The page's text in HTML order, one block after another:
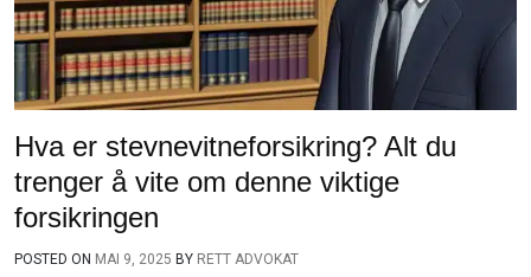
Hva er stevnevitneforsikring? Alt du
trenger å vite om denne viktige
forsikringen
POSTED ON MAI 9, 2025 BY RETT ADVOKAT